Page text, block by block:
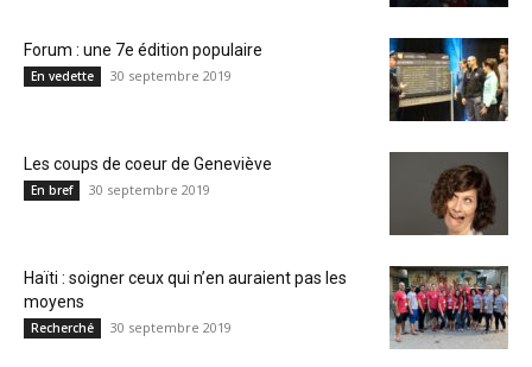
Forum : une 7e édition populaire
En vedette 30 septembre 2019
Les coups de coeur de Geneviève
En bref 30 septembre 2019
Haïti : soigner ceux qui n’en auraient pas les
moyens
Recherché 30 septembre 2019